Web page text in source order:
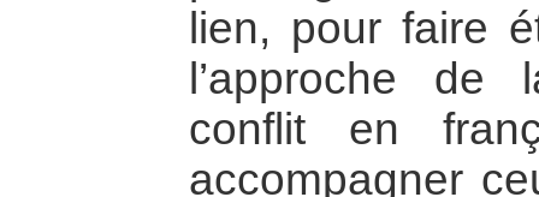
lien, pour faire
l’approche de
conflit en
accompagner